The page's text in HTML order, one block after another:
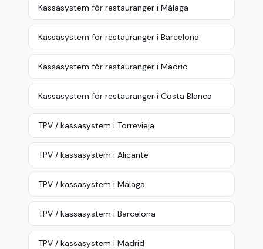
Kassasystem för restauranger i Málaga
Kassasystem för restauranger i Barcelona
Kassasystem för restauranger i Madrid
Kassasystem för restauranger i Costa Blanca
TPV / kassasystem i Torrevieja
TPV / kassasystem i Alicante
TPV / kassasystem i Málaga
TPV / kassasystem i Barcelona
TPV / kassasystem i Madrid